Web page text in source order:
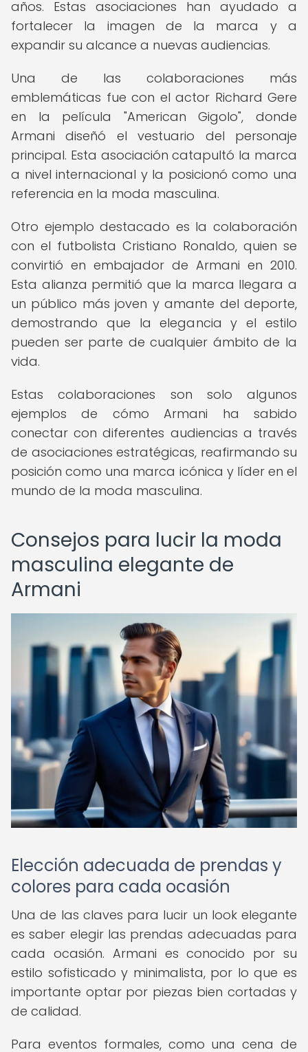
años. Estas asociaciones han ayudado a
fortalecer la imagen de la marca y a
expandir su alcance a nuevas audiencias.
Una de las colaboraciones más
emblemáticas fue con el actor Richard Gere
en la película "American Gigolo", donde
Armani diseñó el vestuario del personaje
principal. Esta asociación catapultó la marca
a nivel internacional y la posicionó como una
referencia en la moda masculina.
Otro ejemplo destacado es la colaboración
con el futbolista Cristiano Ronaldo, quien se
convirtió en embajador de Armani en 2010.
Esta alianza permitió que la marca llegara a
un público más joven y amante del deporte,
demostrando que la elegancia y el estilo
pueden ser parte de cualquier ámbito de la
vida.
Estas colaboraciones son solo algunos
ejemplos de cómo Armani ha sabido
conectar con diferentes audiencias a través
de asociaciones estratégicas, reafirmando su
posición como una marca icónica y líder en el
mundo de la moda masculina.
Consejos para lucir la moda
masculina elegante de
Armani
Elección adecuada de prendas y
colores para cada ocasión
Una de las claves para lucir un look elegante
es saber elegir las prendas adecuadas para
cada ocasión. Armani es conocido por su
estilo sofisticado y minimalista, por lo que es
importante optar por piezas bien cortadas y
de calidad.
Para eventos formales, como una cena de